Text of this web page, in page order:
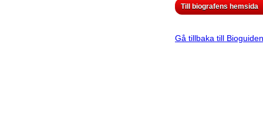
Till biografens hemsida
Gå tillbaka till Bioguiden